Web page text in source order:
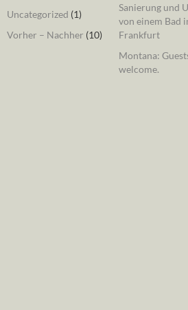
Uncategorized (1)
Vorher – Nachher (10)
Sanierung und
von einem Bad
Frankfurt
Montana:
welcome.